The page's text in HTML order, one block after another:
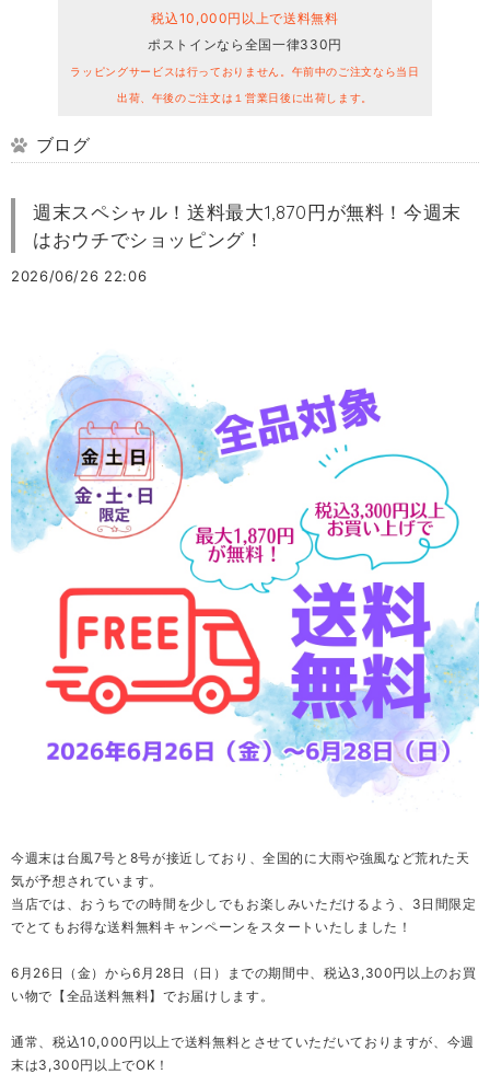
税込10,000円以上で送料無料
ポストインなら全国一律330円
ラッピングサービスは行っておりません。午前中のご注文なら当日
出荷、午後のご注文は１営業日後に出荷します。
ブログ
週末スペシャル！送料最大1,870円が無料！今週末
はおウチでショッピング！
2026/06/26 22:06
今週末は台風7号と8号が接近しており、全国的に大雨や強風など荒れた天
気が予想されています。
当店では、おうちでの時間を少しでもお楽しみいただけるよう、3日間限定
でとてもお得な送料無料キャンペーンをスタートいたしました！
6月26日（金）から6月28日（日）までの期間中、税込3,300円以上のお買
い物で【全品送料無料】でお届けします。
通常、税込10,000円以上で送料無料とさせていただいておりますが、今週
末は3,300円以上でOK！